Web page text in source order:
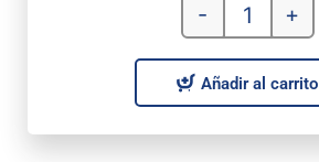
- +
Añadir al carrito